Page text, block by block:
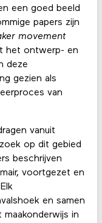
een goed beeld
papers zijn
movement
het ontwerp- en
deze
gezien als
van
vanuit
op dit gebied
beschrijven
voortgezet en
en samen
in